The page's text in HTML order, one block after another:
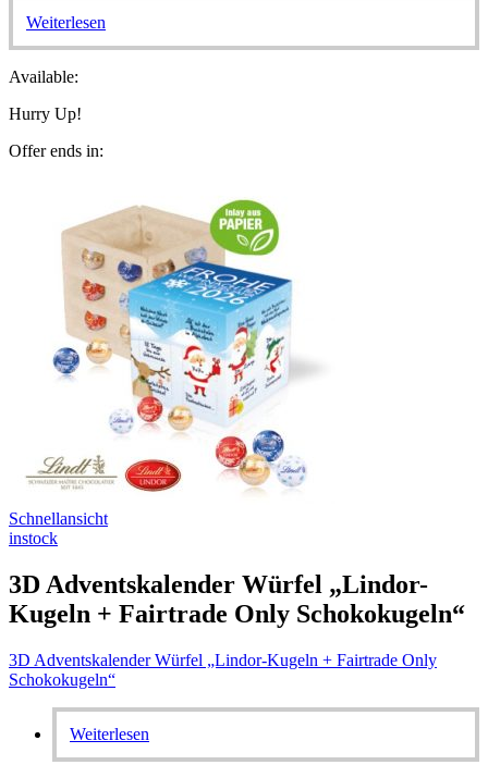
Weiterlesen
Available:
Hurry Up!
Offer ends in:
Schnellansicht
instock
3D Adventskalender Würfel „Lindor-
Kugeln + Fairtrade Only Schokokugeln“
3D Adventskalender Würfel „Lindor-Kugeln + Fairtrade Only
Schokokugeln“
Weiterlesen